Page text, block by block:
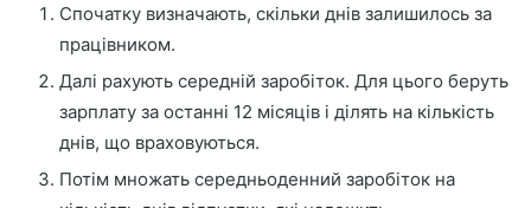
Спочатку визначають, скільки днів залишилось за
працівником.
Далі рахують середній заробіток. Для цього беруть
зарплату за останні 12 місяців і ділять на кількість
днів, що враховуються.
Потім множать середньоденний заробіток на